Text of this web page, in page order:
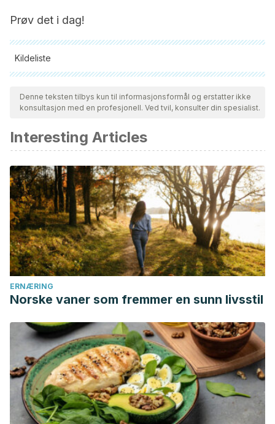
Prøv det i dag!
Kildeliste
Alle siterte kilder ble grundig gjennomgått av teamet vårt for å
sikre deres kvalitet, pålitelighet, aktualitet og validitet.
Bibliografien i denne artikkelen ble betraktet som pålitelig og
Carlos, F. C. J. (2010). Síndrome De Cushing. Revista de
Actualización Clínica.https://doi.org/10.1016/S1575-
0922(09)71408-1
A.D.A.M., I. (2015). Estrías: MedlinePlus enciclopedia médica.
Estrías.https://www.mayoclinic.org/es-es/diseases-
conditions/stretch-marks/symptoms-causes/syc-20351139
Denne teksten tilbys kun til informasjonsformål og erstatter ikke
konsultasjon med en profesjonell. Ved tvil, konsulter din spesialist.
Interesting Articles
ERNÆRING
Norske vaner som fremmer en sunn livsstil